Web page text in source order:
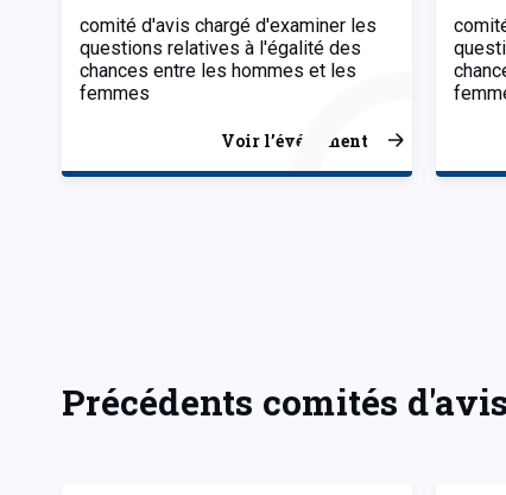
comité d'avis chargé d'examiner les
questions relatives à l'égalité des
chances entre les hommes et les
femmes
Voir l’événement
Précédents comités d'avis